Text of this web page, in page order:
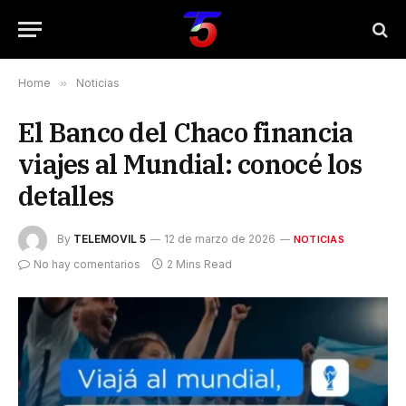
Home » Noticias
El Banco del Chaco financia
viajes al Mundial: conocé los
detalles
By TELEMOVIL 5 12 de marzo de 2026 NOTICIAS
No hay comentarios 2 Mins Read